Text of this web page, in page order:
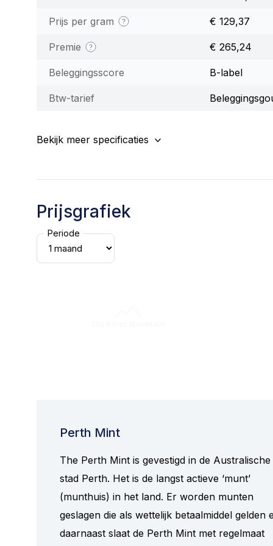
Prijs per gram € 129,37
Premie € 265,24
Beleggingsscore B-label
Btw-tarief
Bekijk meer specificaties
Prijsgrafiek
Periode
Perth Mint
The Perth Mint is gevestigd in de Australische
stad Perth. Het is de langst actieve ‘munt’
(munthuis) in het land. Er worden munten
geslagen die als wettelijk betaalmiddel gelden
daarnaast slaat de Perth Mint met regelmaat